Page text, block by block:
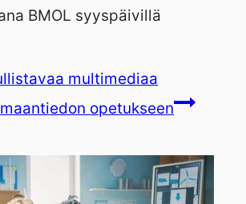
BMOL syyspäivillä
multimediaa
opetukseen